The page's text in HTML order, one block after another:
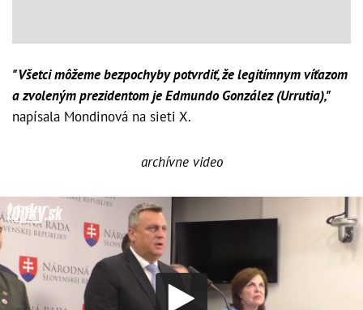
"Všetci môžeme bezpochyby potvrdiť, že legitímnym víťazom
a zvoleným prezidentom je Edmundo González (Urrutia),"
napísala Mondinová na sieti X.
archívne video